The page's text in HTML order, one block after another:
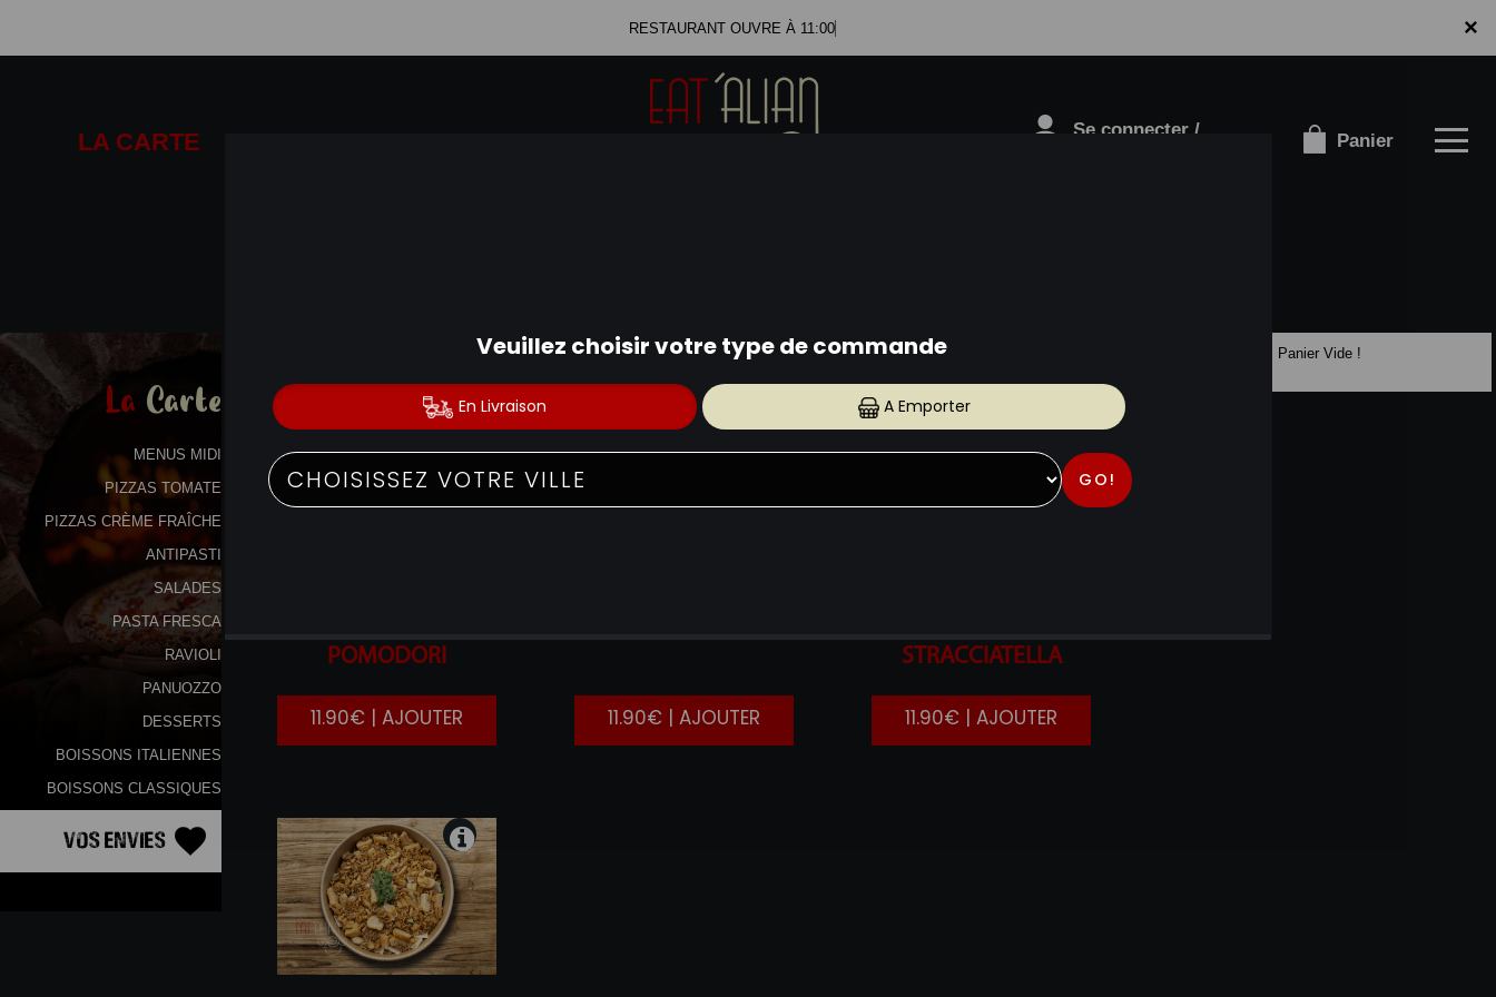
×
RESTAURANT OUVRE À 11:00
LA CARTE
Se connecter /
Panier
La Carte
MENUS MIDI
PIZZAS TOMATE
PIZZAS CRÈME FRAÎCHE
ANTIPASTI
SALADES
PASTA FRESCA
RAVIOLI
PANUOZZO
DESSERTS
BOISSONS ITALIENNES
BOISSONS CLASSIQUES
Vos Envies
SALADES
POMODORI
11.90€ | AJOUTER 11.90€ | AJOUTER
STRACCIATELLA
11.90€ | AJOUTER
Panier Vide !